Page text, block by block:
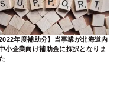
2022年度補助分】当事業が北海道内
小企業向け補助金に採択となりま